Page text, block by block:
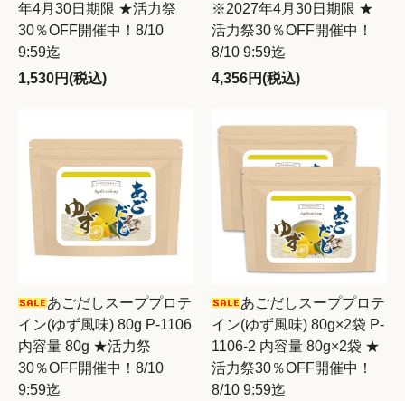
年4月30日期限 ★活力祭
30％OFF開催中！8/10
9:59迄
1,530円(税込)
※2027年4月30日期限 ★
活力祭30％OFF開催中！
8/10 9:59迄
4,356円(税込)
あごだしスーププロテ
イン(ゆず風味) 80g P-1106
内容量 80g ★活力祭
30％OFF開催中！8/10
9:59迄
あごだしスーププロテ
イン(ゆず風味) 80g×2袋 P-
1106-2 内容量 80g×2袋 ★
活力祭30％OFF開催中！
8/10 9:59迄